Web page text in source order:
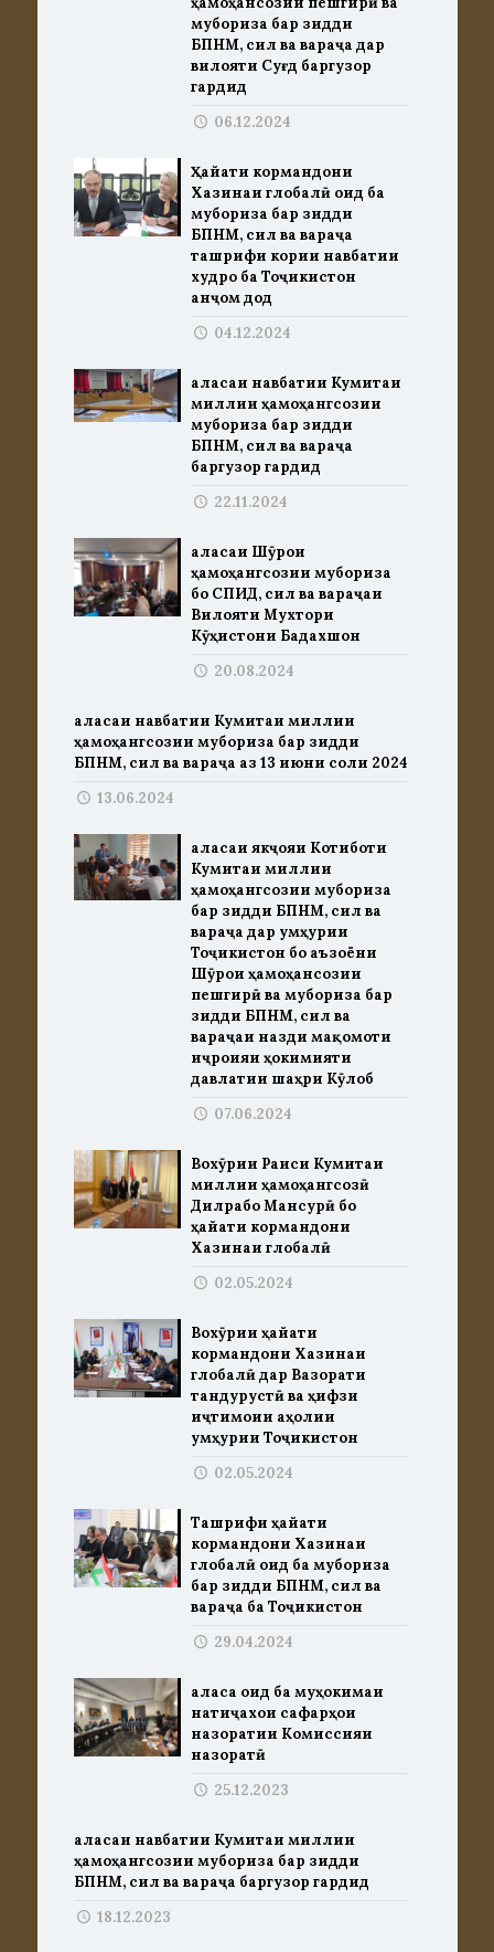
мубориза бар зидди
БПНМ, сил ва вараҷа дар
вилояти Суғд баргузор
гардид
06.12.2024
Ҳайати кормандони
Хазинаи глобалӣ оид ба
мубориза бар зидди
БПНМ, сил ва вараҷа
ташрифи кории навбатии
худро ба Тоҷикистон
анҷом дод
04.12.2024
Ҷаласаи навбатии Кумитаи
миллии ҳамоҳангсозии
мубориза бар зидди
БПНМ, сил ва вараҷа
баргузор гардид
22.11.2024
Ҷаласаи Шӯрои
ҳамоҳангсозии мубориза
бо СПИД, сил ва вараҷаи
Вилояти Мухтори
Кӯҳистони Бадахшон
20.08.2024
Ҷаласаи навбатии Кумитаи миллии
ҳамоҳангсозии мубориза бар зидди
БПНМ, сил ва вараҷа аз 13 июни соли 2024
13.06.2024
Ҷаласаи якҷояи Котиботи
Кумитаи миллии
ҳамоҳангсозии мубориза
бар зидди БПНМ, сил ва
вараҷа дар Ҷумҳурии
Тоҷикистон бо аъзоёни
Шӯрои ҳамоҳансозии
пешгирӣ ва мубориза бар
зидди БПНМ, сил ва
вараҷаи назди мақомоти
иҷроияи ҳокимияти
давлатии шаҳри Кӯлоб
07.06.2024
Вохӯрии Раиси Кумитаи
миллии ҳамоҳангсозӣ
Дилрабо Мансурӣ бо
ҳайати кормандони
Хазинаи глобалӣ
02.05.2024
Вохӯрии ҳайати
кормандони Хазинаи
глобалӣ дар Вазорати
тандурустӣ ва ҳифзи
иҷтимоии аҳолии
Ҷумҳурии Тоҷикистон
02.05.2024
Ташрифи ҳайати
кормандони Хазинаи
глобалӣ оид ба мубориза
бар зидди БПНМ, сил ва
вараҷа ба Тоҷикистон
29.04.2024
Ҷаласа оид ба муҳокимаи
натиҷахои сафарҳои
назоратии Комиссияи
назоратӣ
25.12.2023
Ҷаласаи навбатии Кумитаи миллии
ҳамоҳангсозии мубориза бар зидди
БПНМ, сил ва вараҷа баргузор гардид
18.12.2023